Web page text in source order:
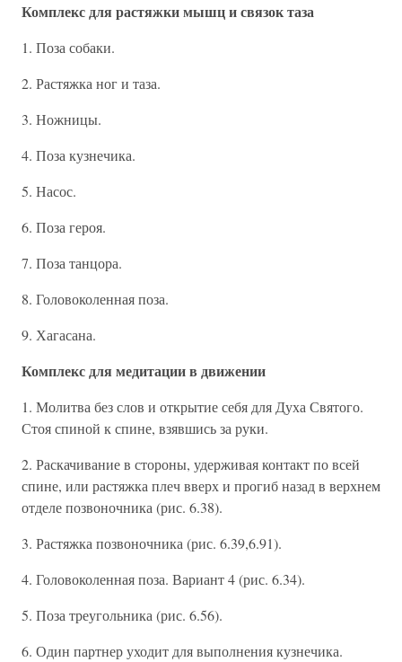
Комплекс для растяжки мышц и связок таза
1. Поза собаки.
2. Растяжка ног и таза.
3. Ножницы.
4. Поза кузнечика.
5. Насос.
6. Поза героя.
7. Поза танцора.
8. Головоколенная поза.
9. Хагасана.
Комплекс для медитации в движении
1. Молитва без слов и открытие себя для Духа Святого.
Стоя спиной к спине, взявшись за руки.
2. Раскачивание в стороны, удерживая контакт по всей
спине, или растяжка плеч вверх и прогиб назад в верхнем
отделе позвоночника (рис. 6.38).
3. Растяжка позвоночника (рис. 6.39,6.91).
4. Головоколенная поза. Вариант 4 (рис. 6.34).
5. Поза треугольника (рис. 6.56).
6. Один партнер уходит для выполнения кузнечика.